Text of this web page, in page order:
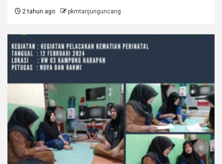
2 tahun ago pkmtanjunguncang